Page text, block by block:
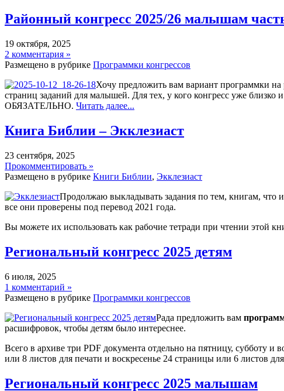
Районный конгресс 2025/26 малышам
19 октября, 2025
2 комментария »
Размещено в рубрике Программки конгрессов
Хочу предложить вам вариант программки
страниц заданий для малышей. Для тех, у кого конгресс уже
ОБЯЗАТЕЛЬНО. Читать далее...
Книга Библии – Экклезиаст
23 сентября, 2025
Прокомментировать »
Размещено в рубрике Книги Библии, Экклезиаст
Продолжаю выкладывать задания по тем, книгам, что
все они проверены под перевод 2021 года.
Вы можете их использовать как рабочие тетради при чтении этой
Региональный конгресс 2025 детям
6 июля, 2025
1 комментарий »
Размещено в рубрике Программки конгрессов
Рада предложить вам
расшифровок, чтобы детям было интереснее.
Всего в архиве три PDF документа отдельно на пятницу, субботу
или 8 листов для печати и воскресенье 24 страницы или 6 листов
Региональный конгресс 2025 малышам